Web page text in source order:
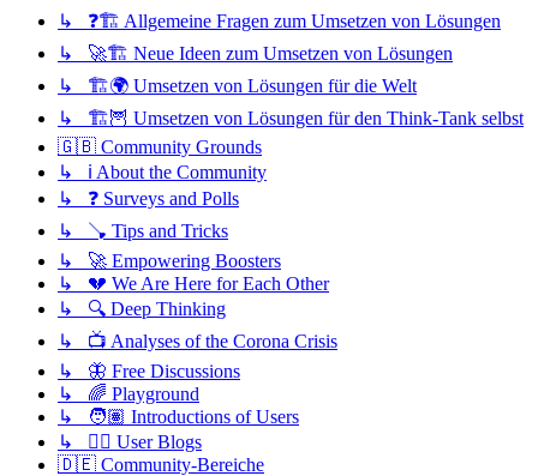
↳ ❓🏗️ Allgemeine Fragen zum Umsetzen von Lösungen
↳ 🚀🏗️ Neue Ideen zum Umsetzen von Lösungen
↳ 🏗️🌍 Umsetzen von Lösungen für die Welt
↳ 🏗️🦉 Umsetzen von Lösungen für den Think-Tank selbst
🇬🇧 Community Grounds
↳ ℹ️ About the Community
↳ ❓ Surveys and Polls
↳ 🪠 Tips and Tricks
↳ 🚀 Empowering Boosters
↳ 💔 We Are Here for Each Other
↳ 🔍 Deep Thinking
↳ 📺 Analyses of the Corona Crisis
↳ 🦋 Free Discussions
↳ 🌈 Playground
↳ 🧑🏽 Introductions of Users
↳ ✍🏽 User Blogs
🇩🇪 Community-Bereiche